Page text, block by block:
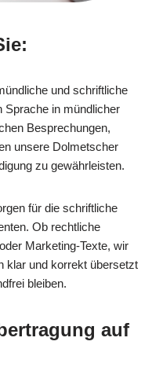
und schriftliche
Sprache in mündlicher
Besprechungen,
unsere Dolmetscher
zu gewährleisten.
für die schriftliche
Ob rechtliche
Marketing-Texte, wir
klar und korrekt übersetzt
bleiben.
auf